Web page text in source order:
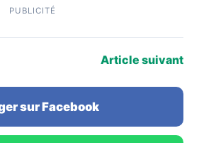
PUBLICITÉ
Article suivant
sur Facebook